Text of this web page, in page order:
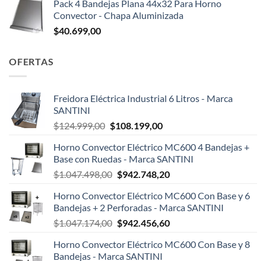
Pack 4 Bandejas Plana 44x32 Para Horno
Convector - Chapa Aluminizada
$40.699,00
OFERTAS
Freidora Eléctrica Industrial 6 Litros - Marca
SANTINI
$124.999,00 El
original
era:
$124.999,00.
$108.199,00El
actual
es:
$108.199,00.
Horno Convector Eléctrico MC600 4 Bandejas +
Base con Ruedas - Marca SANTINI
$1.047.498,00 El
original
era:
$1.047.498,00.
$942.748,20El
actual
es:
$942.748,20.
Horno Convector Eléctrico MC600 Con Base y 6
Bandejas + 2 Perforadas - Marca SANTINI
$1.047.174,00 El
original
$942.456,60El
actual
Horno Convector Eléctrico MC600 Con Base y 8
Bandejas - Marca SANTINI